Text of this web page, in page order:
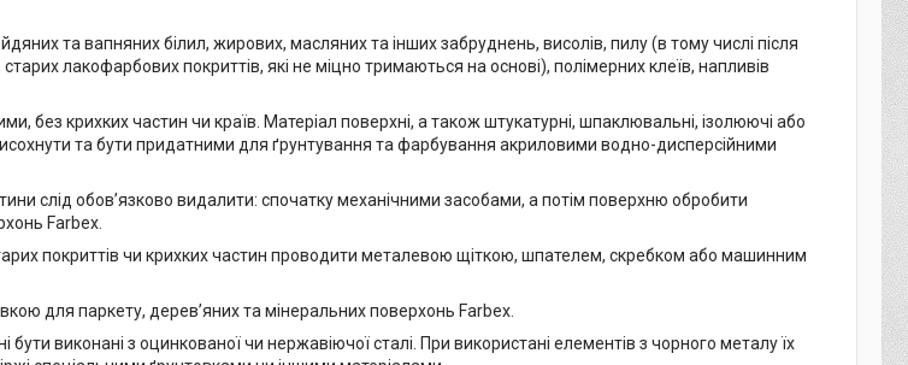
та вапняних білил, жирових, масляних та інших забруднень, висолів, пилу (в тому числі після
лакофарбових покриттів, які не міцно тримаються на основі), полімерних клеїв, напливів
без крихких частин чи країв. Матеріал поверхні, а також штукатурні, шпаклювальні, ізолюючі або
та бути придатними для ґрунтування та фарбування акриловими водно-дисперсійними
слід обов’язково видалити: спочатку механічними засобами, а потім поверхню обробити
Farbex.
покриттів чи крихких частин проводити металевою щіткою, шпателем, скребком або машинним
для паркету, дерев’яних та мінеральних поверхонь Farbex.
бути виконані з оцинкованої чи нержавіючої сталі. При використані елементів з чорного металу їх